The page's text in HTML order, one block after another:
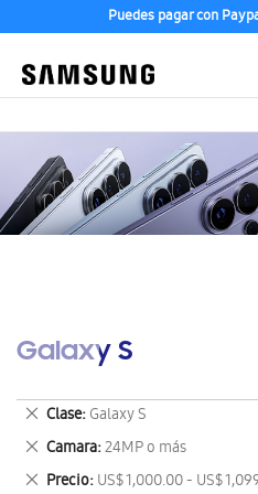
Puedes pagar con
Galaxy S
Clase Galaxy S
Eliminar
este
artículo
Camara 24MP o más
Eliminar
este
Precio US$ 1,000.00 - US$
Eliminar